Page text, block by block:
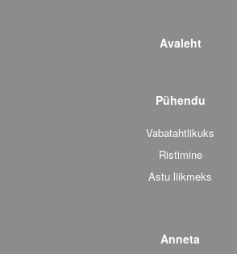
Avaleht
Pühendu
Vabatahtlikuks
Ristimine
Astu liikmeks
Anneta